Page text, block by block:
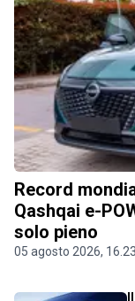
Record
Qashqai e-
solo pieno
05 agosto 2026, 16.23